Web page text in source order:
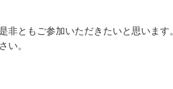
ともご参加いただきたいと思います。
。